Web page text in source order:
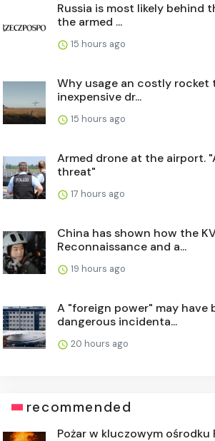
Russia is most likely behind
the armed ...
15 hours ago
Why usage an costly rocket
inexpensive dr...
15 hours ago
Armed drone at the airport.
threat"
17 hours ago
China has shown how the
Reconnaissance and a...
19 hours ago
A "foreign power" may have
dangerous incidenta...
20 hours ago
recommended
Pożar w kluczowym ośrodku